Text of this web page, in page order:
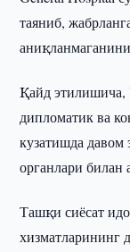
таяниб,
Қайд этилишича,
дипломатик ва
кузатишда давом
органлари билан
Ташқи сиёсат
хизматларининг